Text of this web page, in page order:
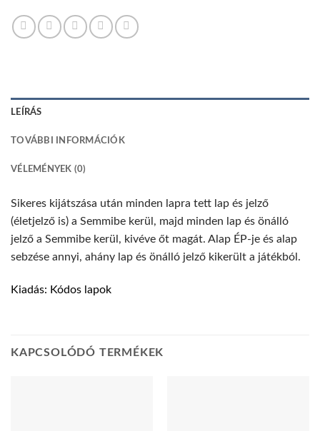
LEÍRÁS
TOVÁBBI INFORMÁCIÓK
VÉLEMÉNYEK (0)
Sikeres kijátszása után minden lapra tett lap és jelző
(életjelző is) a Semmibe kerül, majd minden lap és önálló
jelző a Semmibe kerül, kivéve őt magát. Alap ÉP-je és alap
sebzése annyi, ahány lap és önálló jelző kikerült a játékból.
Kiadás: Kódos lapok
KAPCSOLÓDÓ TERMÉKEK